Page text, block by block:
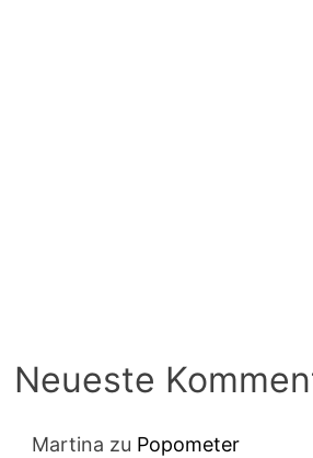
Neueste
Martina zu Popometer